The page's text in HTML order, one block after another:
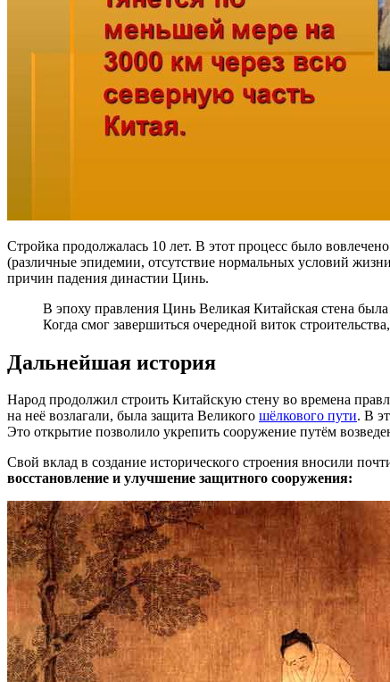
Стройка продолжалась 10 лет. В этот процесс было
(различные эпидемии, отсутствие нормальных условий
причин падения династии Цинь.
В эпоху правления Цинь Великая Китайская стена
Когда смог завершиться очередной виток
Дальнейшая история
Народ продолжил строить Китайскую стену во времена
на неё возлагали, была защита Великого шёлкового пути. В
Это открытие позволило укрепить сооружение путём
Свой вклад в создание исторического строения вносили
восстановление и улучшение защитного сооружения: